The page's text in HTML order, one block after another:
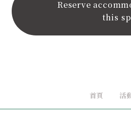
首頁 活
Reserve
this